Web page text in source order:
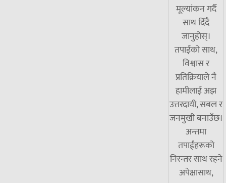
मूल्यांकन गर्दै
साथ दिँदै
जानुहोस्।
तपाईंको साथ,
विश्वास र
प्रतिक्रियाले नै
हामीलाई अझ
उत्तरदायी, सबल र
जनमुखी बनाउँछ।
अन्तमा
तपाईंहरूको
निरन्तर साथ रहने
अपेक्षासाथ,